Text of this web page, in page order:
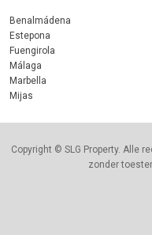
Benalmádena
Estepona
Fuengirola
Málaga
Marbella
Mijas
Copyright © SLG Property. Alle
zonder